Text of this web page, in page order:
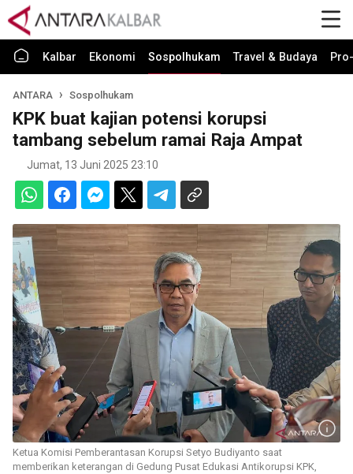
Kalbar Ekonomi Sospolhukam Travel & Budaya
ANTARA Sospolhukam
KPK buat kajian potensi korupsi
tambang sebelum ramai Raja Ampat
Jumat, 13 Juni 2025 23:10
Ketua Komisi Pemberantasan Korupsi Setyo Budiyanto saat
memberikan keterangan di Gedung Pusat Edukasi Antikorupsi KPK,